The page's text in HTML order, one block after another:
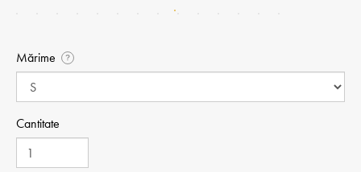
Mărime ?
Cantitate